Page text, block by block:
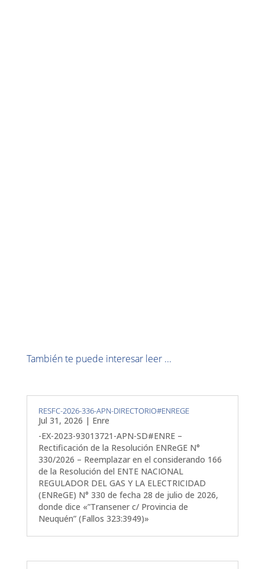
También te puede interesar leer ...
RESFC-2026-336-APN-DIRECTORIO#ENREGE
Jul 31, 2026 | Enre
-EX-2023-93013721-APN-SD#ENRE –
Rectificación de la Resolución ENReGE N°
330/2026 – Reemplazar en el considerando 166
de la Resolución del ENTE NACIONAL
REGULADOR DEL GAS Y LA ELECTRICIDAD
(ENReGE) N° 330 de fecha 28 de julio de 2026,
donde dice «”Transener c/ Provincia de
Neuquén” (Fallos 323:3949)»